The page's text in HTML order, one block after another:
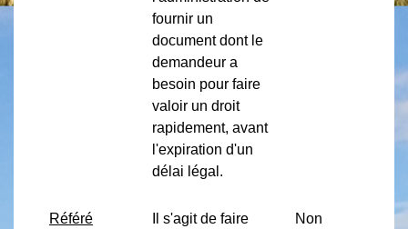
fournir un
document dont le
demandeur a
besoin pour faire
valoir un droit
rapidement, avant
l'expiration d'un
délai légal.
Référé Il s'agit de faire Non